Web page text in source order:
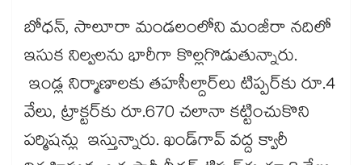
బోధన్​, సాలూరా మండలంలోని మంజీరా నదిలో
ఇసుక నిల్వలను భారీగా కొల్లగొడుతున్నారు.
ఇండ్ల నిర్మాణాలకు తహసీల్దార్​లు టిప్పర్​కు రూ.4
వేలు, ట్రాక్టర్​కు రూ.670 చలానా కట్టించుకొని
పర్మిషన్లు ఇస్తున్నారు. ఖండ్​గావ్ వద్ద క్వారీ